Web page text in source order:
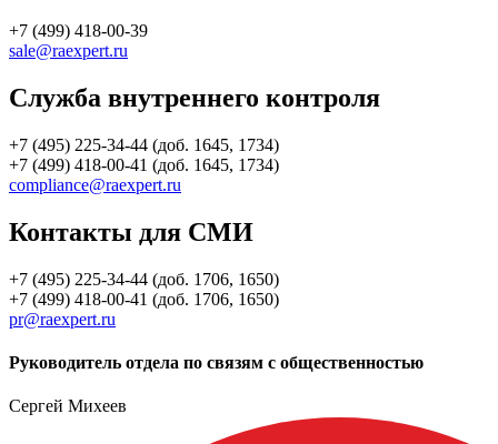
+7 (499) 418-00-39
sale@raexpert.ru
Служба внутреннего контроля
+7 (495) 225-34-44 (доб. 1645, 1734)
+7 (499) 418-00-41 (доб. 1645, 1734)
compliance@raexpert.ru
Контакты для СМИ
+7 (495) 225-34-44 (доб. 1706, 1650)
+7 (499) 418-00-41 (доб. 1706, 1650)
pr@raexpert.ru
Руководитель отдела по связям с общественностью
Сергей Михеев